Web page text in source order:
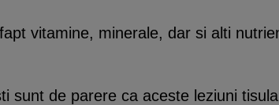
vitamine, minerale, dar si alti
sunt de parere ca aceste leziuni